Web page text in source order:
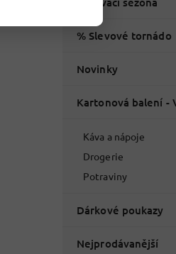
% Slevové tornádo
Novinky
Kartonová balení -
Káva a nápoje
Drogerie
Potraviny
Dárkové poukazy
Nejprodávanější